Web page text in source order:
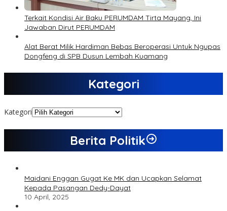
Terkait Kondisi Air Baku PERUMDAM Tirta Mayang, Ini
Jawaban Dirut PERUMDAM
Alat Berat Milik Hardiman Bebas Beroperasi Untuk Ngupas
Dongfeng di SPB Dusun Lembah Kuamang
Kategori
Kategori
Berita Politik
Maidani Enggan Gugat Ke MK dan Ucapkan Selamat
Kepada Pasangan Dedy-Dayat
10 April, 2025